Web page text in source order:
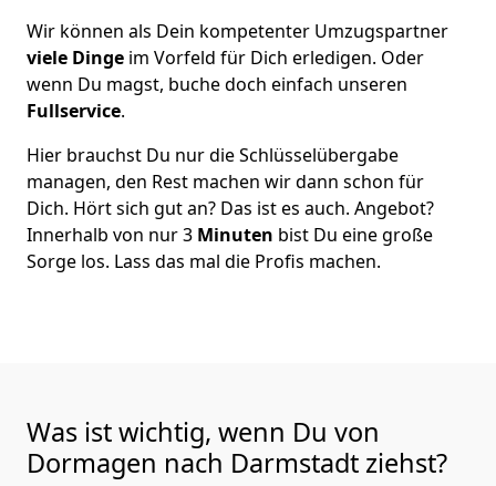
Wir können als Dein kompetenter Umzugspartner
viele Dinge im Vorfeld für Dich erledigen. Oder
wenn Du magst, buche doch einfach unseren
Fullservice.
Hier brauchst Du nur die Schlüsselübergabe
managen, den Rest machen wir dann schon für
Dich. Hört sich gut an? Das ist es auch. Angebot?
Innerhalb von nur 3 Minuten bist Du eine große
Sorge los. Lass das mal die Profis machen.
Was ist wichtig, wenn Du von
Dormagen nach Darmstadt ziehst?